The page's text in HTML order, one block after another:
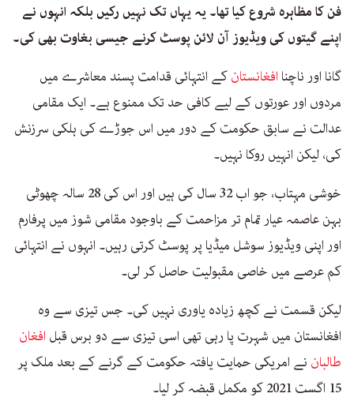
فن کا مظاہرہ شروع کیا تھا۔ یہ یہاں تک نہیں رکیں بلکہ انہوں نے
اپنے گیتوں کی ویڈیوز آن لائن پوسٹ کرنے جیسی بغاوت بھی کی۔
گانا اور ناچنا افغانستانکے انتہائی قدامت پسند معاشرے میں
مردوں اور عورتوں کے لیے کافی حد تک ممنوع ہے۔ ایک مقامی
عدالت نے سابق حکومت کے دور میں اس جوڑے کی ہلکی سرزنش
کی، لیکن انہیں روکا نہیں۔
خوشی مہتاب، جو اب 32 سال کی ہیں اور اس کی 28 سالہ چھوٹی
بہن عاصمہ عیار تمام تر مزاحمت کے باوجود مقامی شوز میں پرفارم
اور اپنی ویڈیوز سوشل میڈیا پر پوسٹ کرتی رہیں۔ انہوں نے انتہائی
کم عرصے میں خاصی مقبولیت حاصل کر لی۔
لیکن قسمت نے کچھ زیادہ یاوری نہیں کی۔ جس تیزی سے وہ
افغانستان میں شہرت پا رہی تھی اسی تیزی سے دو برس قبل افغان
طالبان نے امریکی حمایت یافتہ حکومت کے گرنے کے بعد ملک پر
15 اگست 2021 کو مکمل قبضہ کر لیا۔